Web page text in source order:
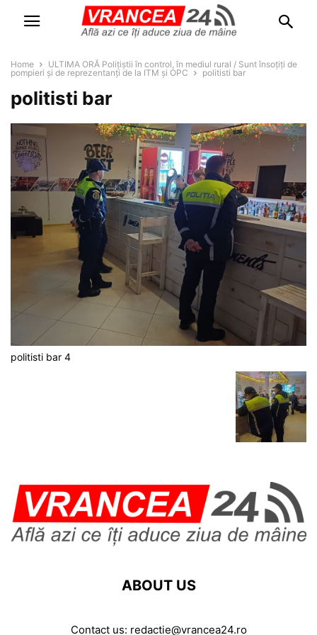
Home
ULTIMA ORĂ Polițiștii în control, în mediul rural / Sunt însoțiți de
pompieri și de reprezentanți de la ITM și OPC
politisti bar
politisti bar
politisti bar 4
ABOUT US
Contact us: redactie@vrancea24.ro